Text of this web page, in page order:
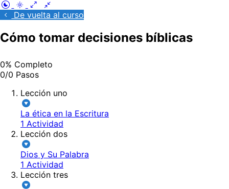
De vuelta al curso
Cómo tomar decisiones bíblicas
0% Completo
0/0 Pasos
Lección uno
La ética en la Escritura
1 Actividad
Lección dos
Dios y Su Palabra
1 Actividad
Lección tres